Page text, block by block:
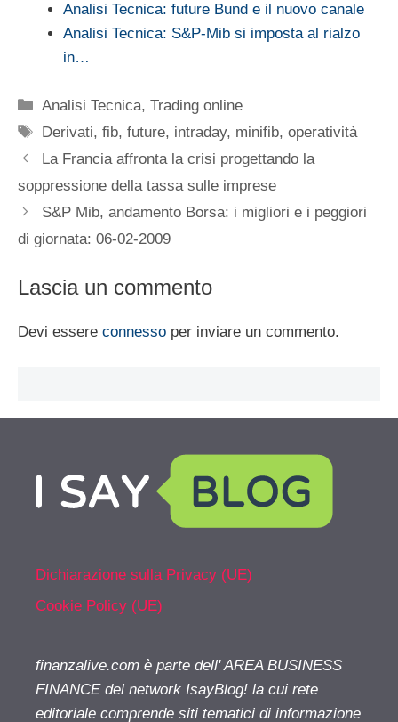
Analisi Tecnica: future Bund e il nuovo canale
Analisi Tecnica: S&P-Mib si imposta al rialzo
in…
Categorie
Analisi Tecnica,Trading online
Tag
Derivati,fib,future, intraday, minifib,operatività
La Francia affronta la crisi progettando la
soppressione della tassa sulle imprese
S&P Mib, andamento Borsa: i migliori e i peggiori
di giornata: 06-02-2009
Lascia un commento
Devi essere connesso per inviare un commento.
Dichiarazione sulla Privacy (UE)
Cookie Policy (UE)
finanzalive.com è parte dell' AREA BUSINESS
FINANCE del network IsayBlog! la cui rete
editoriale comprende siti tematici di informazione